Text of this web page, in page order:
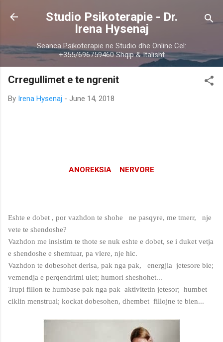
Skip to main content
Studio Psikoterapie - Dr.
Irena Hysenaj
Seanca Psikoterapie ne Studio dhe Online Cel:
+355/696759460 Shqip & Italisht
Crregullimet e te ngrenit
By Irena Hysenaj - June 14, 2018
ANOREKSIA NERVORE
Eshte e dobet , por vazhdon te shohe ne pasqyre, me tmerr, nje
vete te shendoshe?
Vazhdon me insistim te thote se nuk eshte e dobet, se i duket vetja
e shendoshe e shemtuar, pa vlere, nje hic.
Vazhdon te dobesohet derisa, pak nga pak, energjia jetesore bie;
vemendja e perqendrimi ulet; humori sheshohet...
Trupi fillon te humbase pak nga pak aktivitetin jetesor; humbet
ciklin menstrual; kockat dobesohen, dhembet fillojne te bien...